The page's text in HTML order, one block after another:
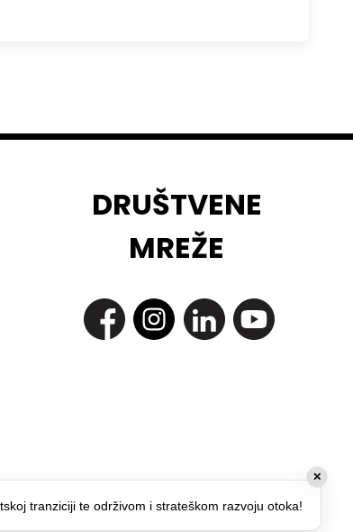
DRUŠTVENE
MREŽE
✕
tranziciji te održivom i strateškom razvoju otoka!